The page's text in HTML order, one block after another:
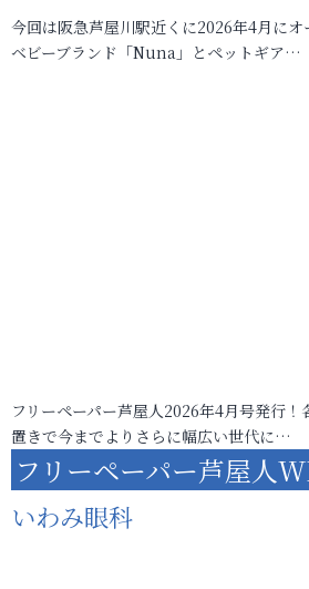
今回は阪急芦屋川駅近くに2026年4月に
ベビーブランド「Nuna」とペットギア…
フリーペーパー芦屋人2026年4月号発行
置きで今までよりさらに幅広い世代に…
フリーペーパー芦屋人
いわみ眼科